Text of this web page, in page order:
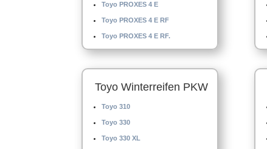
Toyo PROXES 4 E
Toyo PROXES 4 E RF
Toyo PROXES 4 E RF.
Toyo Winterreifen PKW
Toyo 310
Toyo 330
Toyo 330 XL